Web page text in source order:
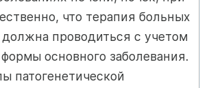
что терапия больных
должна проводиться с учетом
основного заболевания.
патогенетической